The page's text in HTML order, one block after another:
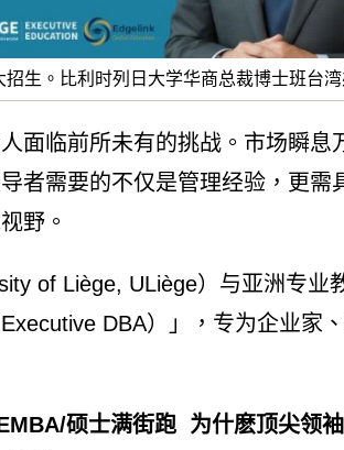
生。比利时列日大学华商总裁博士班台
面临前所未有的挑战。市场瞬息
者需要的不仅是管理经验，更需
野。
of Liège, ULiège）与亚洲专业
DBA）」，专为企业家
硕士满街跑 为什麽顶尖领